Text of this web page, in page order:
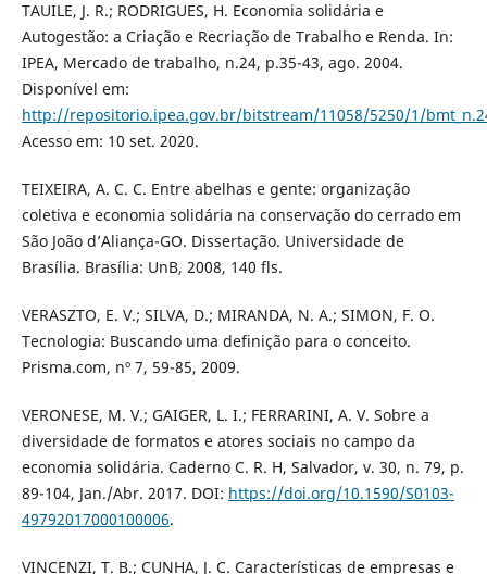
TAUILE, J. R.; RODRIGUES, H. Economia solidária e
Autogestão: a Criação e Recriação de Trabalho e Renda. In:
IPEA, Mercado de trabalho, n.24, p.35-43, ago. 2004.
Disponível em:
http://repositorio.ipea.gov.br/bitstream/11058/5250/1/
Acesso em: 10 set. 2020.
TEIXEIRA, A. C. C. Entre abelhas e gente: organização
coletiva e economia solidária na conservação do cerrado em
São João d’Aliança-GO. Dissertação. Universidade de
Brasília. Brasília: UnB, 2008, 140 fls.
VERASZTO, E. V.; SILVA, D.; MIRANDA, N. A.; SIMON, F. O.
Tecnologia: Buscando uma definição para o conceito.
Prisma.com, nº 7, 59-85, 2009.
VERONESE, M. V.; GAIGER, L. I.; FERRARINI, A. V. Sobre a
diversidade de formatos e atores sociais no campo da
economia solidária. Caderno C. R. H, Salvador, v. 30, n. 79, p.
89-104, Jan./Abr. 2017. DOI: https://doi.org/10.1590/S0103-
49792017000100006.
VINCENZI, T. B.; CUNHA, J. C. Características de empresas e